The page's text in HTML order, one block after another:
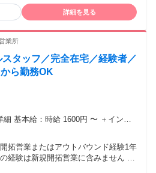
が万全 (*'ω'*)V 通勤圏内の方も
能です◎ 気軽にご相談OK ／ こん
お稽古がない日だけ！ ▼夕飯支度ま
ークで他バイトとの調整シフト ▼子
キマ時間に ▼在宅で通勤時間もシッ
でOK！ 自分のライフスタ
間でも高時給だか
ん♪ 安心してご応募くださいね☆彡
ニューロ光 ・Wi-Fi
外出が面倒くさい ☆自分のペースで
率よくガッツリ稼
境
Air ・OCN光 ・ニューロ光 ・Wi-Fi
詳細を見る
業所
タッフ／完全在宅／経験者／
ら勤務OK
本給：時給 1600円 〜 ＋インセ
円UPまで さらに在籍4年以上の方
アアップ相談を実施させていただい
拓営業またはアウトバウンド経験1年